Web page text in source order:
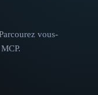
vous-